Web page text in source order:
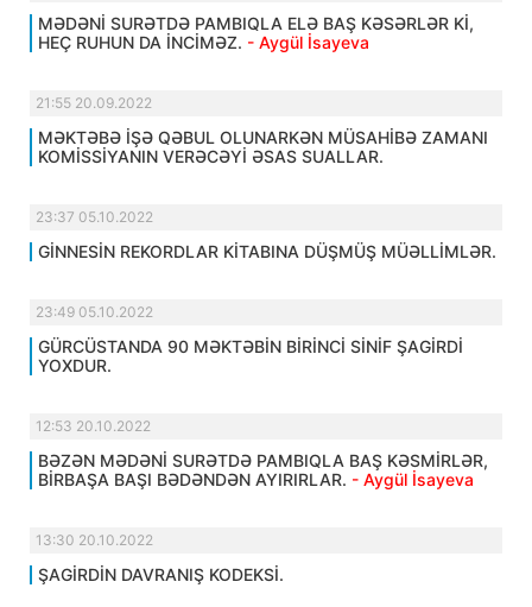
MƏDƏNİ SURƏTDƏ PAMBIQLA ELƏ BAŞ KƏSƏRLƏR Kİ,
HEÇ RUHUN DA İNCİMƏZ. - Aygül İsayeva
21:55 20.09.2022
MƏKTƏBƏ İŞƏ QƏBUL OLUNARKƏN MÜSAHİBƏ ZAMANI
KOMİSSİYANIN VERƏCƏYİ ƏSAS SUALLAR.
23:37 05.10.2022
GİNNESİN REKORDLAR KİTABINA DÜŞMÜŞ MÜƏLLİMLƏR.
23:49 05.10.2022
GÜRCÜSTANDA 90 MƏKTƏBİN BİRİNCİ SİNİF ŞAGİRDİ
YOXDUR.
12:53 20.10.2022
BƏZƏN MƏDƏNİ SURƏTDƏ PAMBIQLA BAŞ KƏSMİRLƏR,
BİRBAŞA BAŞI BƏDƏNDƏN AYIRIRLAR. - Aygül İsayeva
13:30 20.10.2022
ŞAGİRDİN DAVRANIŞ KODEKSİ.